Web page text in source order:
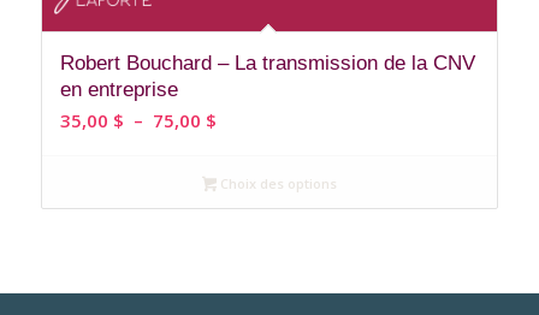
Robert Bouchard – La transmission de la CNV
en entreprise
35,00 $ – 75,00 $Plage
prix :
35,00 $
Choix des options